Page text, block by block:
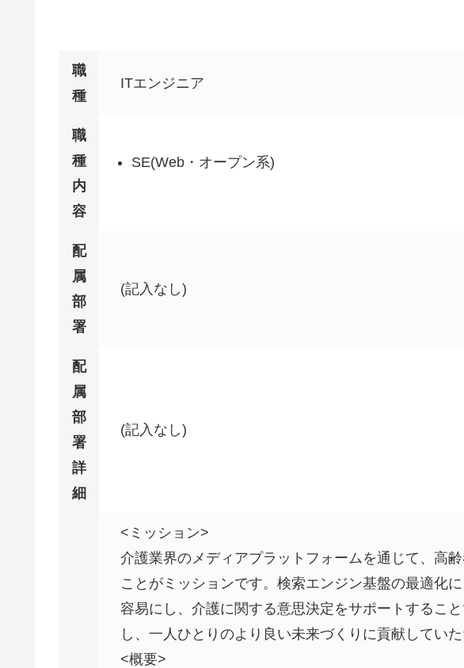
職
種
ITエンジニア
職
種
内
容
SE(Web・オープン系)
配
属
部
署
(記入なし)
配
属
部
署
詳
細
(記入なし)
<ミッション>
介護業界のメディアプラットフォームを通じて、高
ことがミッションです。検索エンジン基盤の最適化
容易にし、介護に関する意思決定をサポートするこ
し、一人ひとりのより良い未来づくりに貢献していた
<概要>